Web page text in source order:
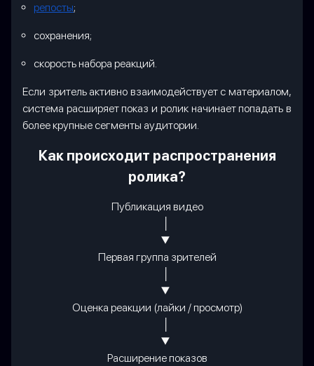
репосты;
сохранения;
скорость набора реакций.
Если зритель активно взаимодействует с материалом,
система расширяет показ и ролик начинает попадать в
более крупные сегменты аудитории.
Как происходит распространения
ролика?
Публикация видео
▼
Первая группа зрителей
▼
Оценка реакции (лайки / просмотр)
▼
Расширение показов